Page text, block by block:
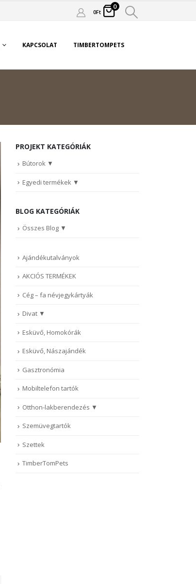
0Ft
0
KAPCSOLAT TIMBERTOMPETS
PROJEKT KATEGÓRIÁK
Bútorok
Egyedi termékek
BLOG KATEGÓRIÁK
Összes Blog
Ajándékutalványok
AKCIÓS TERMÉKEK
Cég – fa névjegykártyák
Divat
Esküvő, Homokórák
Esküvő, Nászajándék
Gasztronómia
Mobiltelefon tartók
Otthon-lakberendezés
Szemüvegtartók
Szettek
TimberTomPets